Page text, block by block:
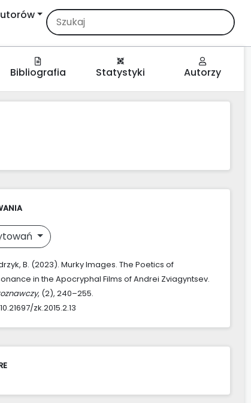
Bibliografia Statystyki Autorzy
B. (2023). Murky Images. The Poetics of
in the Apocryphal Films of Andrei Zviagyntsev.
, (2), 240–255.
zk.2015.2.13